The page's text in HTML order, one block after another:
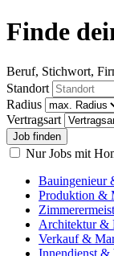
Finde
Beruf, Stichwort,
Standort
Radius
Vertragsart
Nur Jobs mit
Bauingenieur
Produktion &
Architektur &
Verkauf &